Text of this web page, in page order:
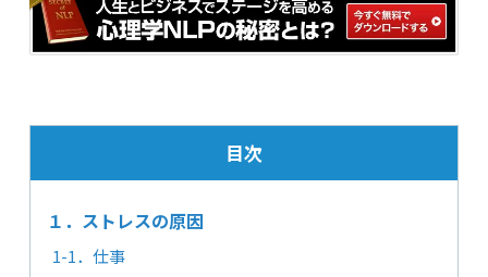
目次
１．ストレスの原因
1-1．仕事